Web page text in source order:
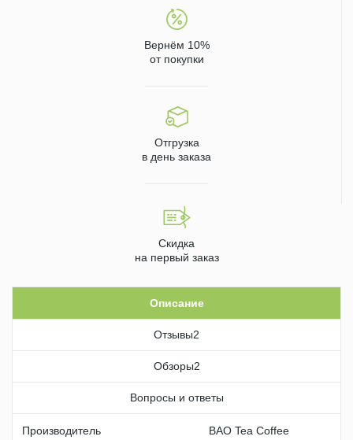
Вернём 10%
от покупки
Отгрузка
в день заказа
Скидка
на первый заказ
Описание
Отзывы2
Обзоры2
Вопросы и ответы
Производитель BAO Tea Coffee